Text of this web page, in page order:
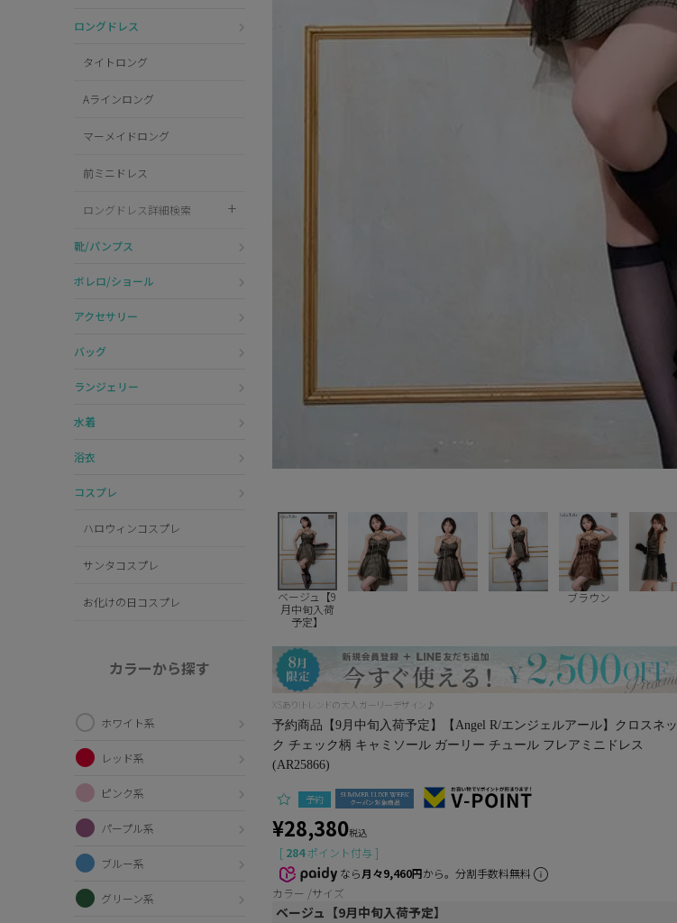
ロングドレス
タイトロング
Aラインロング
マーメイドロング
前ミニドレス
ロングドレス詳細検索
靴/パンプス
ボレロ/ショール
アクセサリー
バッグ
ランジェリー
水着
浴衣
コスプレ
ハロウィンコスプレ
サンタコスプレ
お化けの日コスプレ
カラーから探す
ホワイト系
レッド系
ピンク系
パープル系
ブルー系
グリーン系
ベージュ【9
月中旬入荷
予定】
ブラウン
XSあり!トレンドの大人ガーリーデザイン♪
予約商品【9月中旬入荷予定】【Angel R/エンジェルアール】クロスネッ
ク チェック柄 キャミソール ガーリー チュール フレアミニドレス
(AR25866)
予約
¥28,380税込
[ 284 ポイント付与 ]
なら月々9,460円から。分割手数料無料
カラー
サイズ
ベージュ【9月中旬入荷予定】